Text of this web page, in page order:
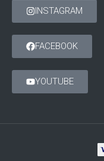
INSTAGRAM
FACEBOOK
YOUTUBE